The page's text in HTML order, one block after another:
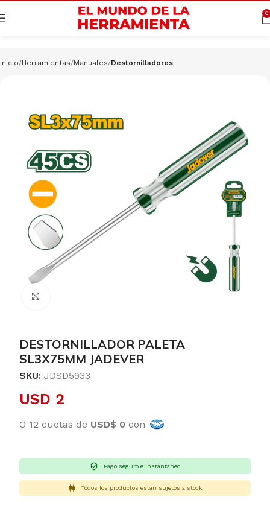
0
Inicio Herramientas Manuales Destornilladores
DESTORNILLADOR PALETA
SL3X75MM JADEVER
SKU: JDSD5933
USD 2
O 12 cuotas de USD$ 0 con
Pago seguro e instántaneo
Todos los productos están sujetos a stock
Cargando productos… CONSULTAR